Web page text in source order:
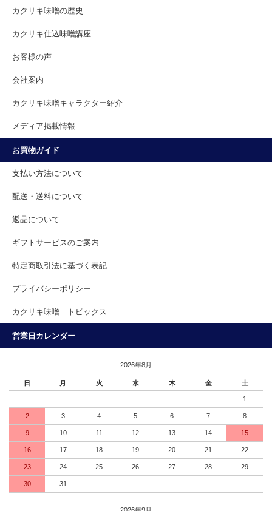
カクリキ味噌の歴史
カクリキ仕込味噌講座
お客様の声
会社案内
カクリキ味噌キャラクター紹介
メディア掲載情報
お買物ガイド
支払い方法について
配送・送料について
返品について
ギフトサービスのご案内
特定商取引法に基づく表記
プライバシーポリシー
カクリキ味噌 トピックス
営業日カレンダー
2026年8月
日 月 火 水 木 金 土
1
2 3 4 5 6 7 8
9 10 11 12 13 14 15
16 17 18 19 20 21 22
23 24 25 26 27 28 29
30 31